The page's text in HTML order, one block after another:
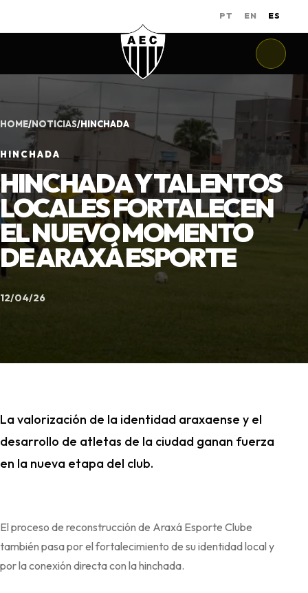
PT EN ES
HOME/NOTICIAS/HINCHADA
HINCHADA
HINCHADA Y TALENTOS
LOCALES FORTALECEN
EL NUEVO MOMENTO
DE ARAXÁ ESPORTE
12/04/26
La valorización de la identidad araxaense y el
desarrollo de atletas de la ciudad ganan fuerza
en la nueva etapa del club.
El proceso de reconstrucción de Araxá Esporte Clube
también pasa por el fortalecimiento de su identidad local y
por la conexión directa con la hinchada.